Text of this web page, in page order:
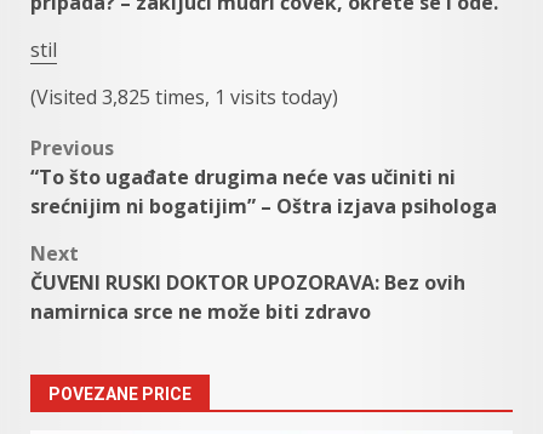
stil
(Visited 3,825 times, 1 visits today)
Post
navigation
Previous
“To što ugađate drugima neće vas učiniti ni
srećnijim ni bogatijim” – Oštra izjava psihologa
Next
ČUVENI RUSKI DOKTOR UPOZORAVA: Bez ovih
namirnica srce ne može biti zdravo
POVEZANE PRICE